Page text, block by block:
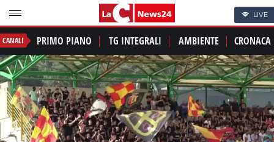
LIVE
CANALI PRIMO PIANO TG INTEGRALI AMBIENTE CRONACA